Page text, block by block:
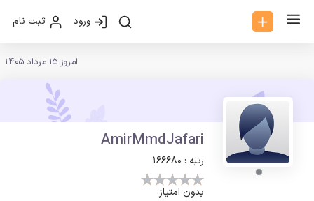
ورود ثبت نام
امروز 15 مرداد 1405
AmirMmdJafari
رتبه : 166680
بدون امتیاز